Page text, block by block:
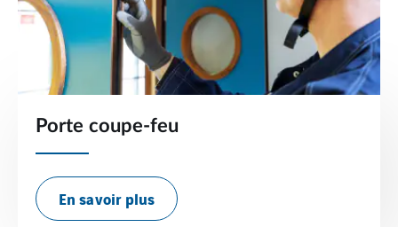
Porte coupe-feu
En savoir plus